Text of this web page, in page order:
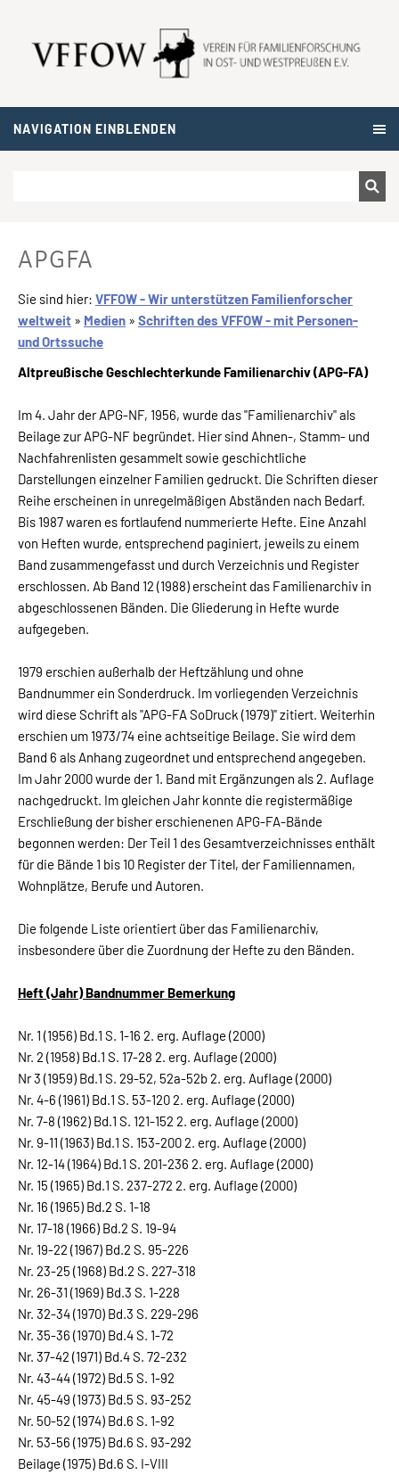
NAVIGATION EINBLENDEN
APGFA
Sie sind hier: VFFOW - Wir unterstützen Familienforscher
weltweit » Medien » Schriften des VFFOW - mit Personen-
und Ortssuche
Altpreußische Geschlechterkunde Familienarchiv (APG-FA)
Im 4. Jahr der APG-NF, 1956, wurde das "Familienarchiv" als
Beilage zur APG-NF begründet. Hier sind Ahnen-, Stamm- und
Nachfahrenlisten gesammelt sowie geschichtliche
Darstellungen einzelner Familien gedruckt. Die Schriften dieser
Reihe erscheinen in unregelmäßigen Abständen nach Bedarf.
Bis 1987 waren es fortlaufend nummerierte Hefte. Eine Anzahl
von Heften wurde, entsprechend paginiert, jeweils zu einem
Band zusammengefasst und durch Verzeichnis und Register
erschlossen. Ab Band 12 (1988) erscheint das Familienarchiv in
abgeschlossenen Bänden. Die Gliederung in Hefte wurde
aufgegeben.
1979 erschien außerhalb der Heftzählung und ohne
Bandnummer ein Sonderdruck. Im vorliegenden Verzeichnis
wird diese Schrift als "APG-FA SoDruck (1979)" zitiert. Weiterhin
erschien um 1973/74 eine achtseitige Beilage. Sie wird dem
Band 6 als Anhang zugeordnet und entsprechend angegeben.
Im Jahr 2000 wurde der 1. Band mit Ergänzungen als 2. Auflage
nachgedruckt. Im gleichen Jahr konnte die registermäßige
Erschließung der bisher erschienenen APG-FA-Bände
begonnen werden: Der Teil 1 des Gesamtverzeichnisses enthält
für die Bände 1 bis 10 Register der Titel, der Familiennamen,
Wohnplätze, Berufe und Autoren.
Die folgende Liste orientiert über das Familienarchiv,
insbesondere über die Zuordnung der Hefte zu den Bänden.
Heft (Jahr) Bandnummer Bemerkung
Nr. 1 (1956) Bd.1 S. 1-16 2. erg. Auflage (2000)
Nr. 2 (1958) Bd.1 S. 17-28 2. erg. Auflage (2000)
Nr 3 (1959) Bd.1 S. 29-52, 52a-52b 2. erg. Auflage (2000)
Nr. 4-6 (1961) Bd.1 S. 53-120 2. erg. Auflage (2000)
Nr. 7-8 (1962) Bd.1 S. 121-152 2. erg. Auflage (2000)
Nr. 9-11 (1963) Bd.1 S. 153-200 2. erg. Auflage (2000)
Nr. 12-14 (1964) Bd.1 S. 201-236 2. erg. Auflage (2000)
Nr. 15 (1965) Bd.1 S. 237-272 2. erg. Auflage (2000)
Nr. 16 (1965) Bd.2 S. 1-18
Nr. 17-18 (1966) Bd.2 S. 19-94
Nr. 19-22 (1967) Bd.2 S. 95-226
Nr. 23-25 (1968) Bd.2 S. 227-318
Nr. 26-31 (1969) Bd.3 S. 1-228
Nr. 32-34 (1970) Bd.3 S. 229-296
Nr. 35-36 (1970) Bd.4 S. 1-72
Nr. 37-42 (1971) Bd.4 S. 72-232
Nr. 43-44 (1972) Bd.5 S. 1-92
Nr. 45-49 (1973) Bd.5 S. 93-252
Nr. 50-52 (1974) Bd.6 S. 1-92
Nr. 53-56 (1975) Bd.6 S. 93-292
Beilage (1975) Bd.6 S. I-VIII